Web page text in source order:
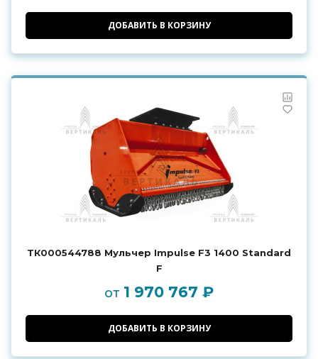
ДОБАВИТЬ В КОРЗИНУ
ТК000544788 Мульчер Impulse F3 1400 Standard
F
от 1 970 767 ₽
ДОБАВИТЬ В КОРЗИНУ